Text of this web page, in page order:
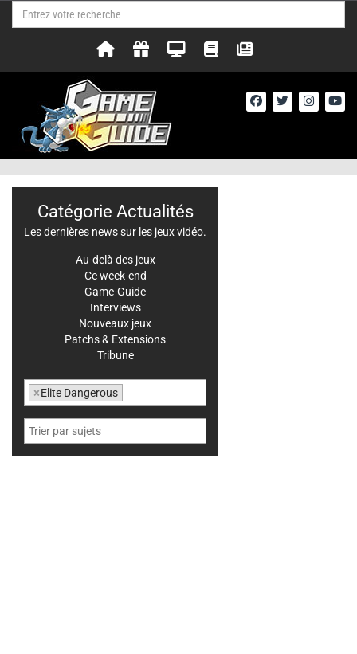
Catégorie Actualités
Les dernières news sur les jeux vidéo.
Au-delà des jeux
Ce week-end
Game-Guide
Interviews
Nouveaux jeux
Patchs & Extensions
Tribune
×Elite Dangerous